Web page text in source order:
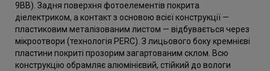
9ВВ). Задня поверхня фотоелементів покрита
діелектриком, а контакт з основою всієї конструкції —
пластиковим металізованим листом — відбувається через
мікроотвори (технологія PERC). З лицьового боку кремнієві
пластини покриті прозорим загартованим склом. Всю
конструкцію обрамляє алюмінієвий, стійкий до вологи